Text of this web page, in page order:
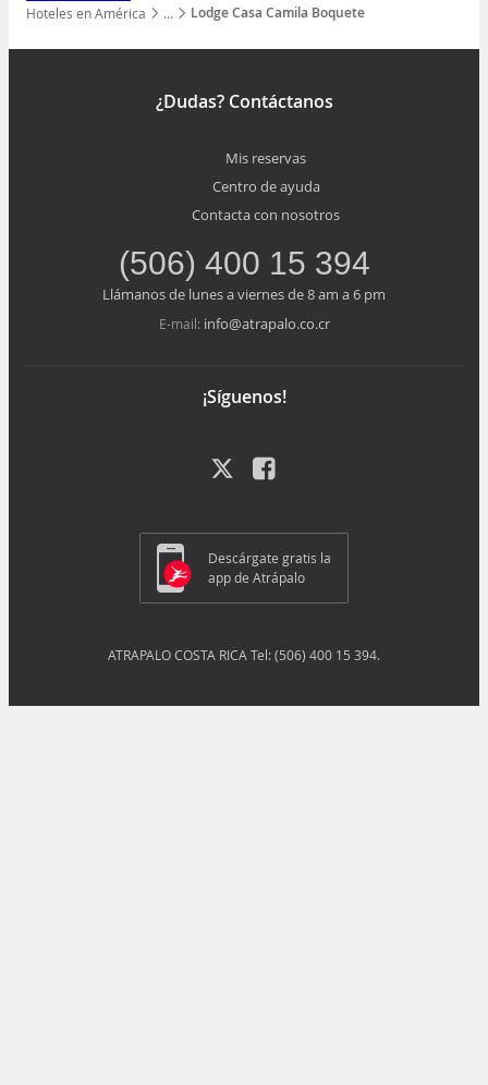
…
Mostrar todos los niveles
Hoteles en América Lodge Casa Camila Boquete
¿Dudas? Contáctanos
Mis reservas
Centro de ayuda
Contacta con nosotros
(506) 400 15 394
Llámanos de lunes a viernes de 8 am a 6 pm
E-mail: info@atrapalo.co.cr
¡Síguenos!
Descárgate gratis la
app de Atrápalo
ATRAPALO COSTA RICA Tel: (506) 400 15 394.